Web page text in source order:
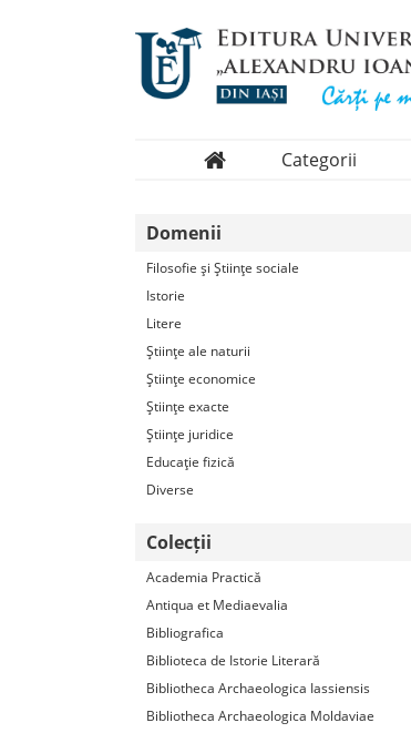
Categorii
Periodice
Domenii
Filosofie şi Ştiinţe sociale
Istorie
Litere
Ştiinţe ale naturii
Ştiinţe economice
Ştiinţe exacte
Ştiinţe juridice
Educaţie fizică
Diverse
Colecții
Academia Practică
Antiqua et Mediaevalia
Bibliografica
Biblioteca de Istorie Literară
Bibliotheca Archaeologica Iassiensis
Bibliotheca Archaeologica Moldaviae